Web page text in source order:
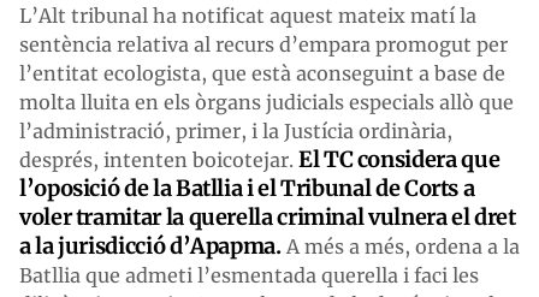
L’Alt tribunal ha notificat aquest mateix matí la
sentència relativa al recurs d’empara promogut per
l’entitat ecologista, que està aconseguint a base de
molta lluita en els òrgans judicials especials allò que
l’administració, primer, i la Justícia ordinària,
després, intenten boicotejar. El TC considera que
l’oposició de la Batllia i el Tribunal de Corts a
voler tramitar la querella criminal vulnera el dret
a la jurisdicció d’Apapma.A més a més, ordena a la
Batllia que admeti l’esmentada querella i faci les